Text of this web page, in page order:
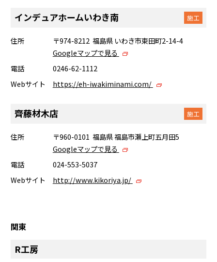
インデュアホームいわき南 施工
住所
〒974-8212 福島県 いわき市東田町2-14-4
Googleマップで見る
電話
0246-62-1112
Webサイト
https://eh-iwakiminami.com/
齊藤材木店 施工
住所
〒960-0101 福島県 福島市瀬上町五月田5
Googleマップで見る
電話
024-553-5037
Webサイト
http://www.kikoriya.jp/
関東
R工房